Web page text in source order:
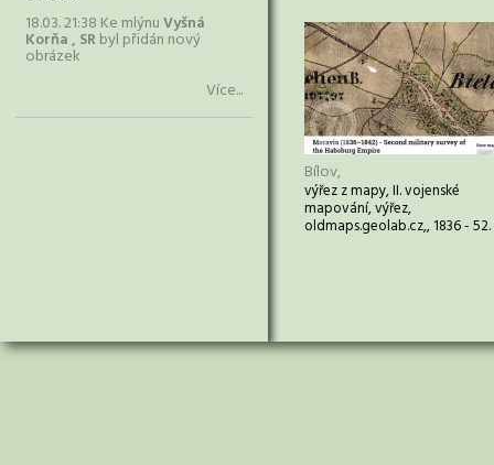
18.03. 21:38 Ke mlýnuVyšná
Korňa , SRbyl přidán nový
obrázek
Více...
Bílov,
výřez z mapy, II. vojenské
mapování, výřez,
oldmaps.geolab.cz,, 1836 - 52.